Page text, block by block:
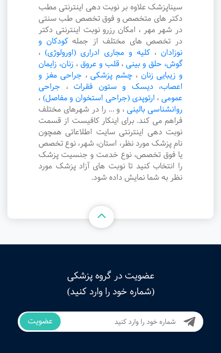
سیناپزشک علاوه بر نوبت دهی اینترنتی مطب
دکتر های متخصص و فوق تخصص طب سنتی
در شهر مهر ، امکان رزرو نوبت اینترنتی دکتر
در تخصص های مختلف از جملهکودکان و
نوزادان ، کلیه و مجاری ادراری (اورولوژی) ،
گوش، حلق و بینی ، قلب و عروق ، زنان، زایمان
و زیبایی زنان ، چشم پزشکی ، جراحی مغز و
اعصاب، دیسک و ستون فقرات ، جراحی
عمومی ، ارتوپدی (جراحی استخوان و مفاصل) ،
روانشناسی بالینی ، و ... را در شهرهای مختلف
فراهم می کند. برای اینکار کافیست از قسمت
نوبت دهی اینترنتی سایت اطلاعاتی همچون
نام پزشک مورد نظر، استان، شهر، نوع تخصص
یا فوق تخصص، نوع خدمت و جنسیت پزشک
را انتخاب کنید تا نوبت های آزاد پزشک مورد
نظر به شما نمایش داده شود.
عضویت در گروه پزشکی
(شماره خود را وارد کنید)
عضویت